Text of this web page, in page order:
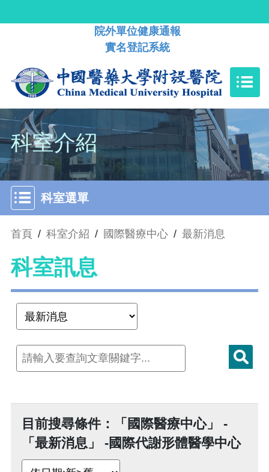
院外單位健康通報
實名登記系統
科室介紹
科室選單
首頁 / 科室介紹 / 國際醫療中心 / 最新消息
科室訊息
目前搜尋條件：「國際醫療中心」 -
「最新消息」 -國際代謝形體醫學中心